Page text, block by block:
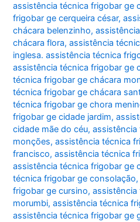
assistência técnica frigobar ge
frigobar ge cerqueira césar,
chácara belenzinho,
chácara flora,assistência
inglesa. assistência técnica
assistência técnica frigobar ge
técnica frigobar ge chácara
técnica frigobar ge chácara
técnica frigobar ge chora
frigobar ge cidade jardim,
cidade mãe do céu,assistência
monções,assistência técnica
francisco,assistência técnica
assistência técnica frigobar ge
técnica frigobar ge consolação
frigobar ge cursino,assistência
morumbi,assistência técnica
assistência técnica frigobar ge